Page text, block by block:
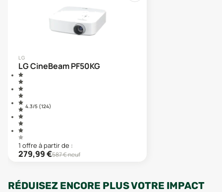
LG
LG CineBeam PF50KG
4.3/5 (124)
1 offre à partir de :
279,99€587€ neuf
RÉDUISEZ ENCORE PLUS VOTRE IMPACT